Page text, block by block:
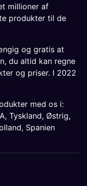
millioner af
produkter til de
og gratis at
du altid kan regne
og priser. I 2022
med os i:
, Tyskland, Østrig,
, Spanien